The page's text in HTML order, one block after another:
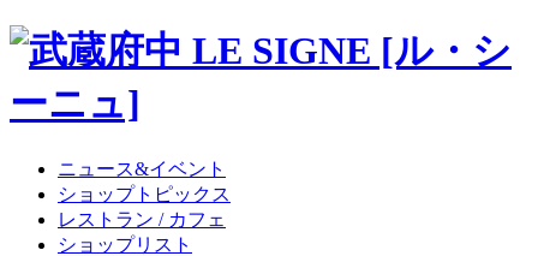
ニュース&イベント
ショップトピックス
レストラン / カフェ
ショップリスト